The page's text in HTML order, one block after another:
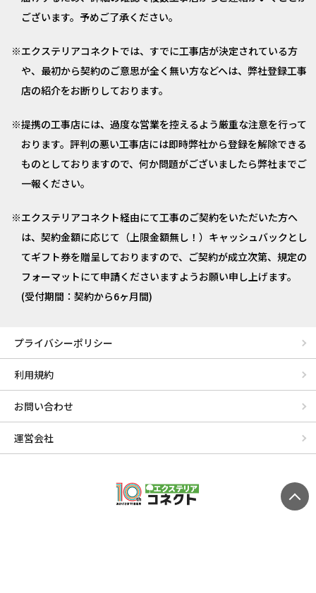
ございます。予めご了承ください。
エクステリアコネクトでは、すでに工事店が決定されている方
や、最初から契約のご意思が全く無い方などへは、弊社登録工事
店の紹介をお断りしております。
提携の工事店には、過度な営業を控えるよう厳重な注意を行って
おります。評判の悪い工事店には即時弊社から登録を解除できる
ものとしておりますので、何か問題がございましたら弊社までご
一報ください。
エクステリアコネクト経由にて工事のご契約をいただいた方へ
は、契約金額に応じて（上限金額無し！）キャッシュバックとし
てギフト券を贈呈しておりますので、ご契約が成立次第、規定の
フォーマットにて申請くださいますようお願い申し上げます。
(受付期間：契約から6ヶ月間)
プライバシーポリシー
利用規約
お問い合わせ
運営会社